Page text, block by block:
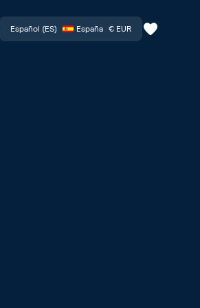
Español (ES) España € EUR